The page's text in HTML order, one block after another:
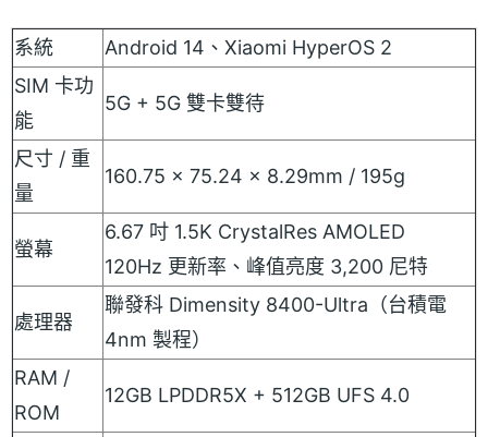
系統
Android 14、Xiaomi HyperOS 2
SIM 卡功
能
5G + 5G 雙卡雙待
尺寸 / 重
量
160.75 x 75.24 x 8.29mm / 195g
螢幕
6.67 吋 1.5K CrystalRes AMOLED
120Hz 更新率、峰值亮度 3,200 尼特
處理器
聯發科 Dimensity 8400-Ultra（台積電
4nm 製程）
RAM /
ROM
12GB LPDDR5X + 512GB UFS 4.0